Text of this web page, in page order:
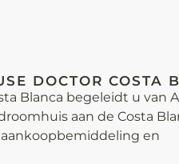
DOCTOR COSTA
Blanca begeleidt u van
aan de Costa
en